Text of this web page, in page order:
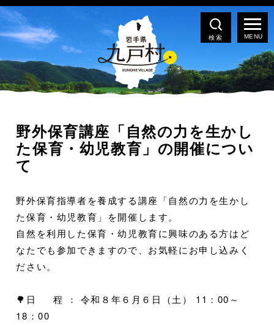
検索
野外保育講座「自然の力を生かし
た保育・幼児教育」の開催につい
て
野外保育指導者を養成する講座「自然の力を生かし
た保育・幼児教育」を開催します。
自然を利用した保育・幼児教育に興味のある方はど
なたでも参加できますので、お気軽にお申し込みく
ださい。
🌳日 程 ： 令和８年６月６日（土） 11：00～
18：00